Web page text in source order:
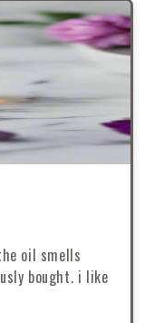
oil smells
bought. i like